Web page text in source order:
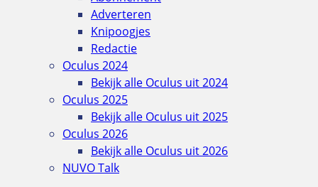
Adverteren
Knipoogjes
Redactie
Oculus 2024
Bekijk alle Oculus uit 2024
Oculus 2025
Bekijk alle Oculus uit 2025
Oculus 2026
Bekijk alle Oculus uit 2026
NUVO Talk